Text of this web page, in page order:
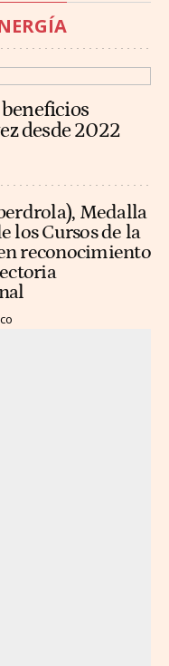
beneficios
desde 2022
Medalla
los Cursos de la
reconocimiento